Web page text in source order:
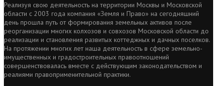
Реализуя свою деятельность на территории Москвы и Московской
области с 2003 года компания «Земля и Право» на сегодняшний
день прошла путь от формирования земельных активов после
реорганизации многих колхозов и совхозов Московской области до
реализации и становления развитых коттеджных и дачных поселков.
На протяжении многих лет наша деятельность в сфере земельно-
имущественных и градостроительных правоотношений
совершенствовалась вместе с действующим законодательством и
реалиями правоприменительной практики.